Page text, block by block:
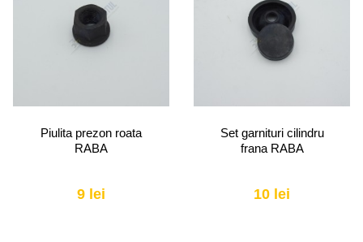
Piulita prezon roata
RABA
9 lei
Set garnituri cilindru
frana RABA
10 lei